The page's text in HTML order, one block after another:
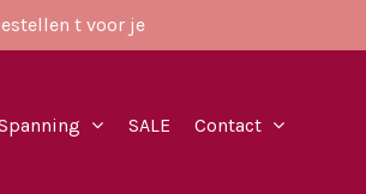
t voor je
SALE Contact